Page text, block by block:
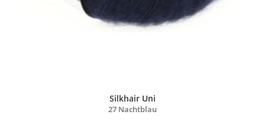
Silkhair Uni
27 Nachtblau